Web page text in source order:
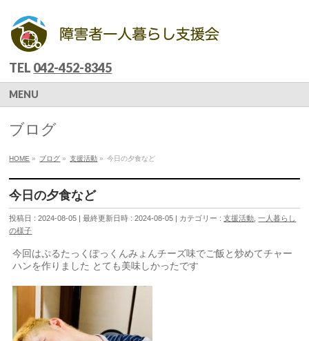
TEL 042-452-8345
MENU
ブログ
HOME » ブログ » 支援活動 » 今日の夕食など
今日の夕食など
投稿日 : 2024-08-05 最終更新日時 : 2024-08-05 カテゴリー :支援活動 ,一人暮らし
の様子
今回はぷるたっくぽっくんみょんチーズ味でご飯と炒めてチャー
ハンを作りました とても美味しかったです